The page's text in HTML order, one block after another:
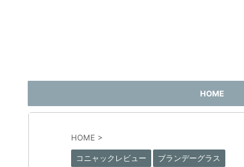
HOME
HOME >
コニャックレビュー ブランデーグラス